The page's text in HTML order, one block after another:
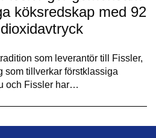
köksredskap med 92
som leverantör till Fissler,
som tillverkar förstklassiga
och Fissler har…